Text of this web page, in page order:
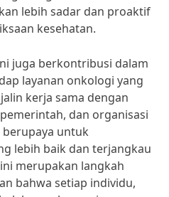
lebih sadar dan proaktif
kesehatan.
juga berkontribusi dalam
layanan onkologi yang
kerja sama dengan
dan organisasi
untuk
lebih baik dan terjangkau
merupakan langkah
bahwa setiap individu,